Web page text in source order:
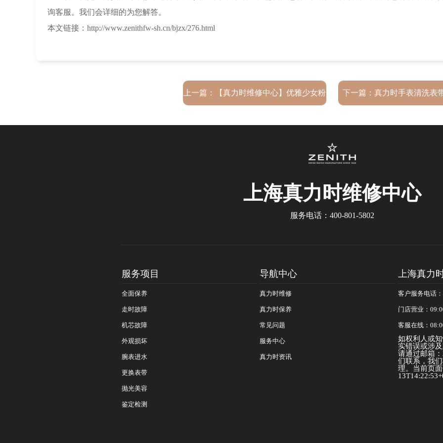
询客服。我们会详细的为您解答。
本文链接：http://www.zenithfw-sh.cn/bjzx/276.html
上一篇： 【真力时维修中心】优雅少女粉 下一篇：真力时手表清洗表
上海真力时维修中心
服务电话： 400-801-5802
服务项目
全面保养
走时故障
机芯故障
外观损坏
腕表进水
更换表带
抛光美容
鉴定检测
导航中心
真力时维修
真力时保养
常见问题
服务中心
真力时资讯
上海真力
客户服务电话
门店营业：
客服在线：
如权利人或
实错误或涉
请通过邮箱
们联系，我
理。当前页